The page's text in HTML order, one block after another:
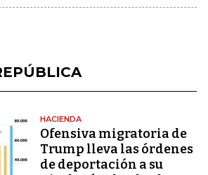
HACIENDA
Ofensiva migratoria de
Trump lleva las órdenes
de deportación a su